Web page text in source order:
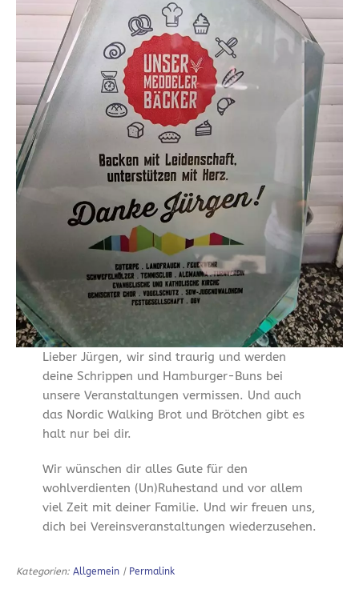
Lieber Jürgen, wir sind traurig und werden
deine Schrippen und Hamburger-Buns bei
unsere Veranstaltungen vermissen. Und auch
das Nordic Walking Brot und Brötchen gibt es
halt nur bei dir.
Wir wünschen dir alles Gute für den
wohlverdienten (Un)Ruhestand und vor allem
viel Zeit mit deiner Familie. Und wir freuen uns,
dich bei Vereinsveranstaltungen wiederzusehen.
Kategorien: Allgemein | Permalink